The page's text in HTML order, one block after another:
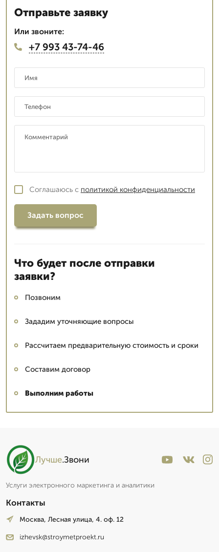
Отправьте заявку
Или звоните:
+7 993 43-74-46
Соглашаюсь с политикой конфиденциальности
Задать вопрос
Что будет после отправки
заявки?
Позвоним
Зададим уточняющие вопросы
Рассчитаем предварительную стоимость и сроки
Составим договор
Выполним работы
Лучше.Звони
Услуги электронного маркетинга и аналитики
Контакты
Москва, Лесная улица, 4. оф. 12
izhevsk@stroymetproekt.ru